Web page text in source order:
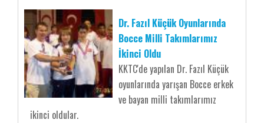
Dr. Fazıl Küçük Oyunlarında
Bocce Milli Takımlarımız
İkinci Oldu
KKTC'de yapılan Dr. Fazıl Küçük
oyunlarında yarışan Bocce erkek
ve bayan milli takımlarımız
ikinci oldular.